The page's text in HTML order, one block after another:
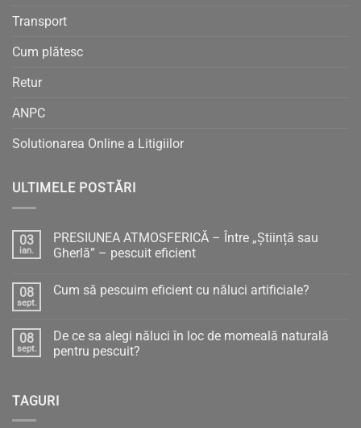
Transport
Cum plătesc
Retur
ANPC
Solutionarea Online a Litigiilor
ULTIMELE POSTĂRI
03
ian.
PRESIUNEA ATMOSFERICĂ – Între „Știință sau
Gherlă” – pescuit eficient
la
Între
„Știință
sau
eficient
08
sept.
Cum să pescuim eficient cu năluci artificiale?
Cum
să
pescuim
artificiale?
08
sept.
De ce sa alegi năluci în loc de momeală naturală
pentru pescuit?
De
ce
TAGURI